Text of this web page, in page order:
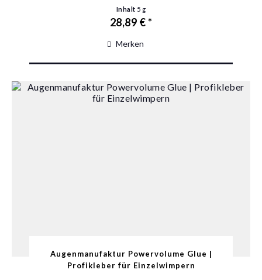
Inhalt 5 g
28,89 € *
Merken
Augenmanufaktur Powervolume Glue |
Profikleber für Einzelwimpern